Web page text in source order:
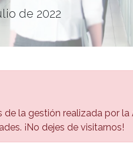
de 2022
la gestión realizada por la
¡No dejes de visitarnos!